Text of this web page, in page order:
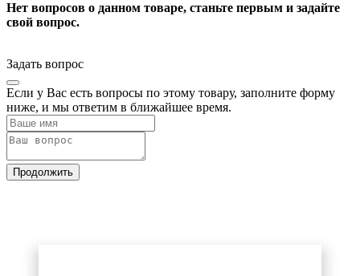
Нет вопросов о данном товаре, станьте первым и задайте
свой вопрос.
Задать вопрос
Если у Вас есть вопросы по этому товару, заполните форму
ниже, и мы ответим в ближайшее время.
Продолжить